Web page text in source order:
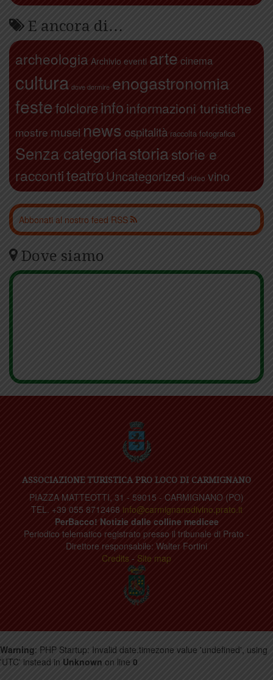
E ancora di…
archeologia Archivio eventi arte cinema
cultura dove dormire enogastronomia
festefolcloreinfo informazioni turistiche
mostre musei news ospitalità raccolta fotografica
Senza categoriastoriastorie e
raccontiteatro Uncategorized video vino
Abbonati al nostro feed RSS
Dove siamo
ASSOCIAZIONE TURISTICA PRO LOCO DI CARMIGNANO
PIAZZA MATTEOTTI, 31 - 59015 - CARMIGNANO (PO)
TEL. +39 055 8712468 info@carmignanodivino.prato.it
PerBacco! Notizie dalle colline medicee
Periodico telematico registrato presso il tribunale di Prato -
Direttore responsabile: Walter Fortini
Credits - Site map
Warning: PHP Startup: Invalid date.timezone value 'undefined', using
'UTC' instead in Unknown on line 0